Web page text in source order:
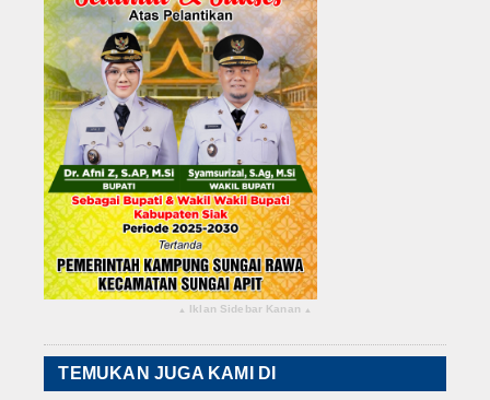
▴ Iklan Sidebar Kanan ▴
TEMUKAN JUGA KAMI DI